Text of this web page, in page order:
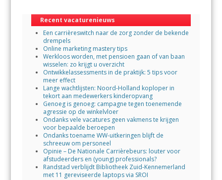
o
o
k
A
p
p
Recent vacaturenieuws
Een carrièreswitch naar de zorg zonder de bekende
drempels
Online marketing mastery tips
Werkloos worden, met pensioen gaan of van baan
wisselen: zo krijgt u overzicht
Ontwikkelassessments in de praktijk: 5 tips voor
meer effect
Lange wachtlijsten: Noord-Holland koploper in
tekort aan medewerkers kinderopvang
Genoeg is genoeg: campagne tegen toenemende
agressie op de winkelvloer
Ondanks vele vacatures geen vakmens te krijgen
voor bepaalde beroepen
Ondanks toename WW-uitkeringen blijft de
schreeuw om personeel
Opinie – De Nationale Carrièrebeurs: louter voor
afstudeerders en (young) professionals?
Randstad verblijdt Bibliotheek Zuid-Kennemerland
met 11 gereviseerde laptops via SROI